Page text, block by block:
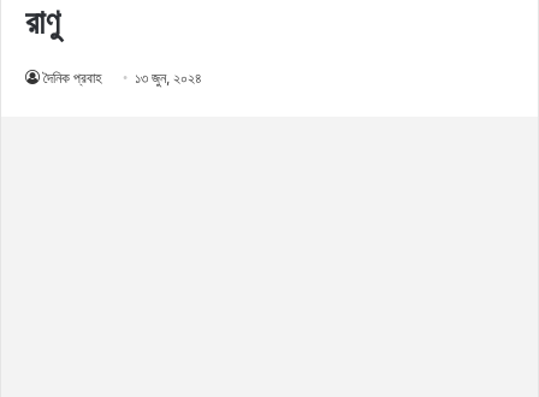
রাণু
দৈনিক প্রবাহ ১৩ জুন, ২০২৪